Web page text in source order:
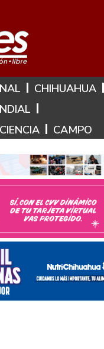
2026CHIHUAHUA
CIENCIA CAMPO